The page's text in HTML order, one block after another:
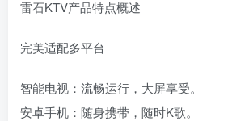
‌雷石KTV产品特点概述‌
‌完美适配多平台‌
‌智能电视‌：流畅运行，大屏享受。
‌安卓手机‌：随身携带，随时K歌。